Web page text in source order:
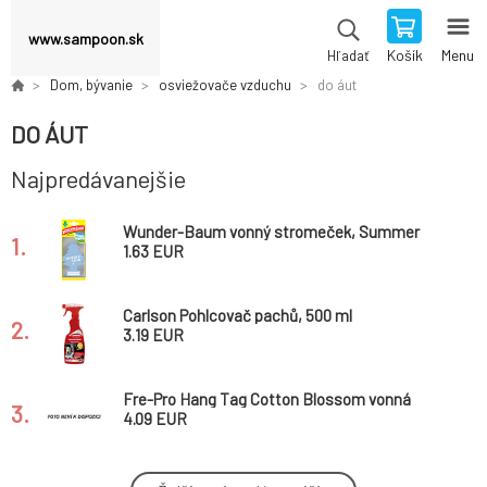
www.sampoon.sk
Hľadať Košík Menu
Dom, bývanie osviežovače vzduchu do áut
DO ÁUT
Najpredávanejšie
1.
Wunder-Baum vonný stromeček, Summer
Cotton, 1 ks
1.63 EUR
2.
Carlson Pohlcovač pachů, 500 ml
3.19 EUR
3.
Fre-Pro Hang Tag Cotton Blossom vonná
závěska
4.09 EUR
Fre-Pro Hang Tag Spiced Apple vonná